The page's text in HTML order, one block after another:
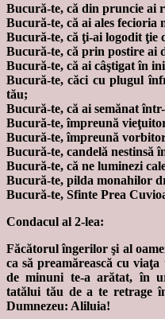
Bucură-te, că din pruncie ai
Bucură-te, că ai ales fecioria
Bucură-te, că ţi-ai logodit ţie
Bucură-te, că prin postire ai
Bucură-te, că ai câştigat în
Bucură-te, căci cu plugul
tău;
Bucură-te, că ai semănat
Bucură-te, împreună
Bucură-te, împreună
Bucură-te, candelă nestinsă
Bucură-te, că ne luminezi
Bucură-te, pilda monahilor
Bucură-te, Sfinte Prea
Condacul al 2-lea:
Făcătorul îngerilor şi al
ca să preamărească cu
de minuni te-a arătat, în
tatălui tău de a te retrage
Dumnezeu: Aliluia!